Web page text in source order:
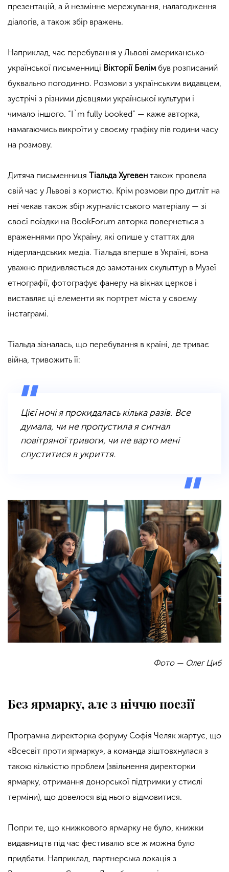
презентацій, а й незмінне мережування, налагодження
діалогів, а також збір вражень.
Наприклад, час перебування у Львові американсько-
української письменниці Вікторії Белімбув розписаний
буквально погодинно. Розмови з українським видавцем,
зустрічі з різними дієвцями української культури і
чимало іншого. “I`m fully booked” — каже авторка,
намагаючись викроїти у своєму графіку пів години часу
на розмову.
Дитяча письменниця Тіальда Хугевен також провела
свій час у Львові з користю. Крім розмови про дитліт на
неї чекав також збір журналістського матеріалу — зі
своєї поїздки на BookForum авторка повернеться з
враженнями про Україну, які опише у статтях для
нідерландських медіа. Тіальда вперше в Україні, вона
уважно придивляється до замотаних скульптур в Музеї
етнографії, фотографує фанеру на вікнах церков і
виставляє ці елементи як портрет міста у своєму
інстаграмі.
Тіальда зізналась, що перебування в країні, де триває
війна, тривожить її:
Цієї ночі я прокидалась кілька разів. Все
думала, чи не пропустила я сигнал
повітряної тривоги, чи не варто мені
спуститися в укриття.
Фото — Олег Циб
Без ярмарку, але з ніччю поезії
Програмна директорка форуму Софія Челяк жартує, що
«Всесвіт проти ярмарку», а команда зіштовхнулася з
такою кількістю проблем (звільнення директорки
ярмарку, отримання донорської підтримки у стислі
терміни), що довелося від нього відмовитися.
Попри те, що книжкового ярмарку не було, книжки
видавництв під час фестивалю все ж можна було
придбати. Наприклад, партнерська локація з